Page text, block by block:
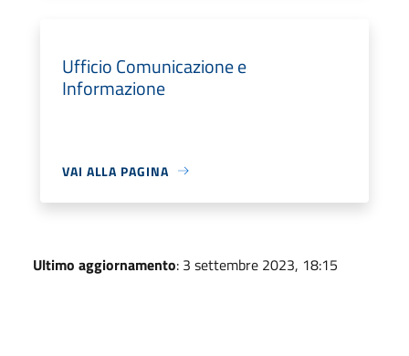
Ufficio Comunicazione e
Informazione
VAI ALLA PAGINA
Ultimo aggiornamento: 3 settembre 2023, 18:15